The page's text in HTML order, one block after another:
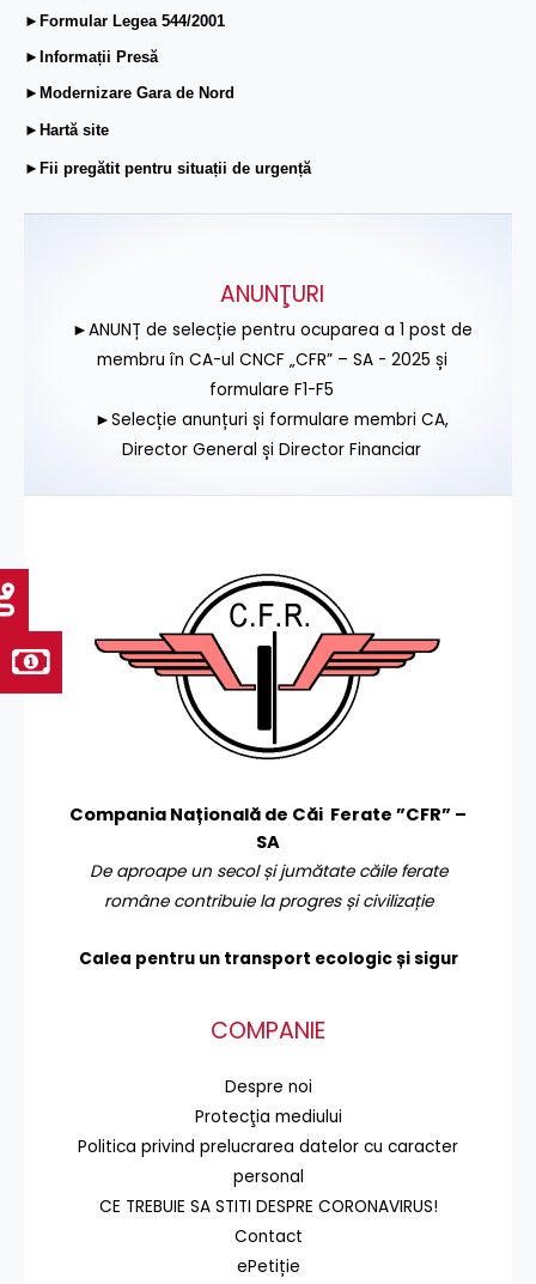
►Formular Legea 544/2001
►Informații Presă
►Modernizare Gara de Nord
►Hartă site
►Fii pregătit pentru situații de urgență
ANUNŢURI
►ANUNȚ de selecție pentru ocuparea a 1 post de
membru în CA-ul CNCF „CFR” – SA - 2025 și
formulare F1-F5
►Selecție anunțuri și formulare membri CA,
Director General și Director Financiar
Compania Națională de Căi Ferate ”CFR” –
SA
De aproape un secol și jumătate căile ferate
române contribuie la progres și civilizație
Calea pentru un transport ecologic și sigur
COMPANIE
Despre noi
Protecţia mediului
Politica privind prelucrarea datelor cu caracter
personal
CE TREBUIE SA STITI DESPRE CORONAVIRUS!
Contact
ePetiție